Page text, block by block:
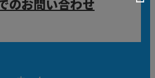
のお問い合わせ